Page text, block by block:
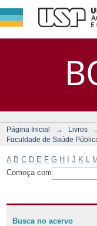
Página Inicial → Livros
Faculdade de Saúde
A B C D E F G H J K M
Começa com
Busca no acervo